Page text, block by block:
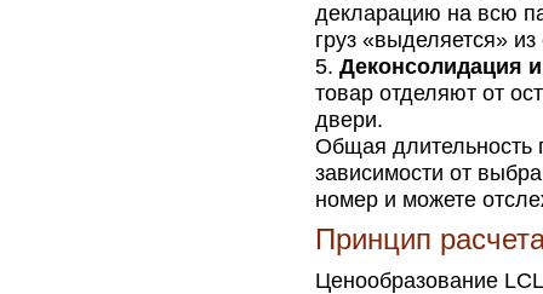
декларацию на всю
груз «выделяется»
Деконсолидация
товар отделяют от
двери.
Общая длительность
зависимости от
номер и можете
Принцип
Ценообразование